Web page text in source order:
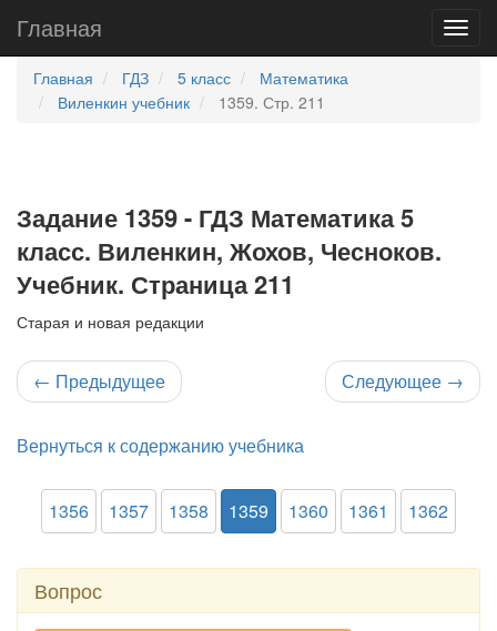
Главная
Главная ГДЗ 5 класс
Математика
Виленкин учебник
1359. Стр. 211
Задание 1359 - ГДЗ Математика 5
класс. Виленкин, Жохов, Чесноков.
Учебник. Страница 211
Старая и новая редакции
← Предыдущее Следующее →
Вернуться к содержанию учебника
1356 1357 1358 1359 1360 1361 1362
Вопрос